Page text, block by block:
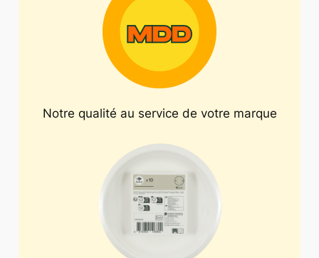
Notre qualité au service de votre marque